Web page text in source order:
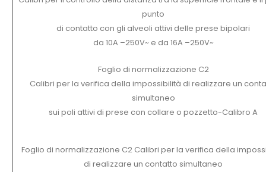
punto
di contatto con gli alveoli attivi delle prese bipolari
da 10A –250V~ e da 16A –250V~
Foglio di normalizzazione C2
Calibri per la verifica della impossibilità di realizzare un
simultaneo
sui poli attivi di prese con collare o pozzetto-Calibro A
Foglio di normalizzazione C2 Calibri per la verifica della
di realizzare un contatto simultaneo